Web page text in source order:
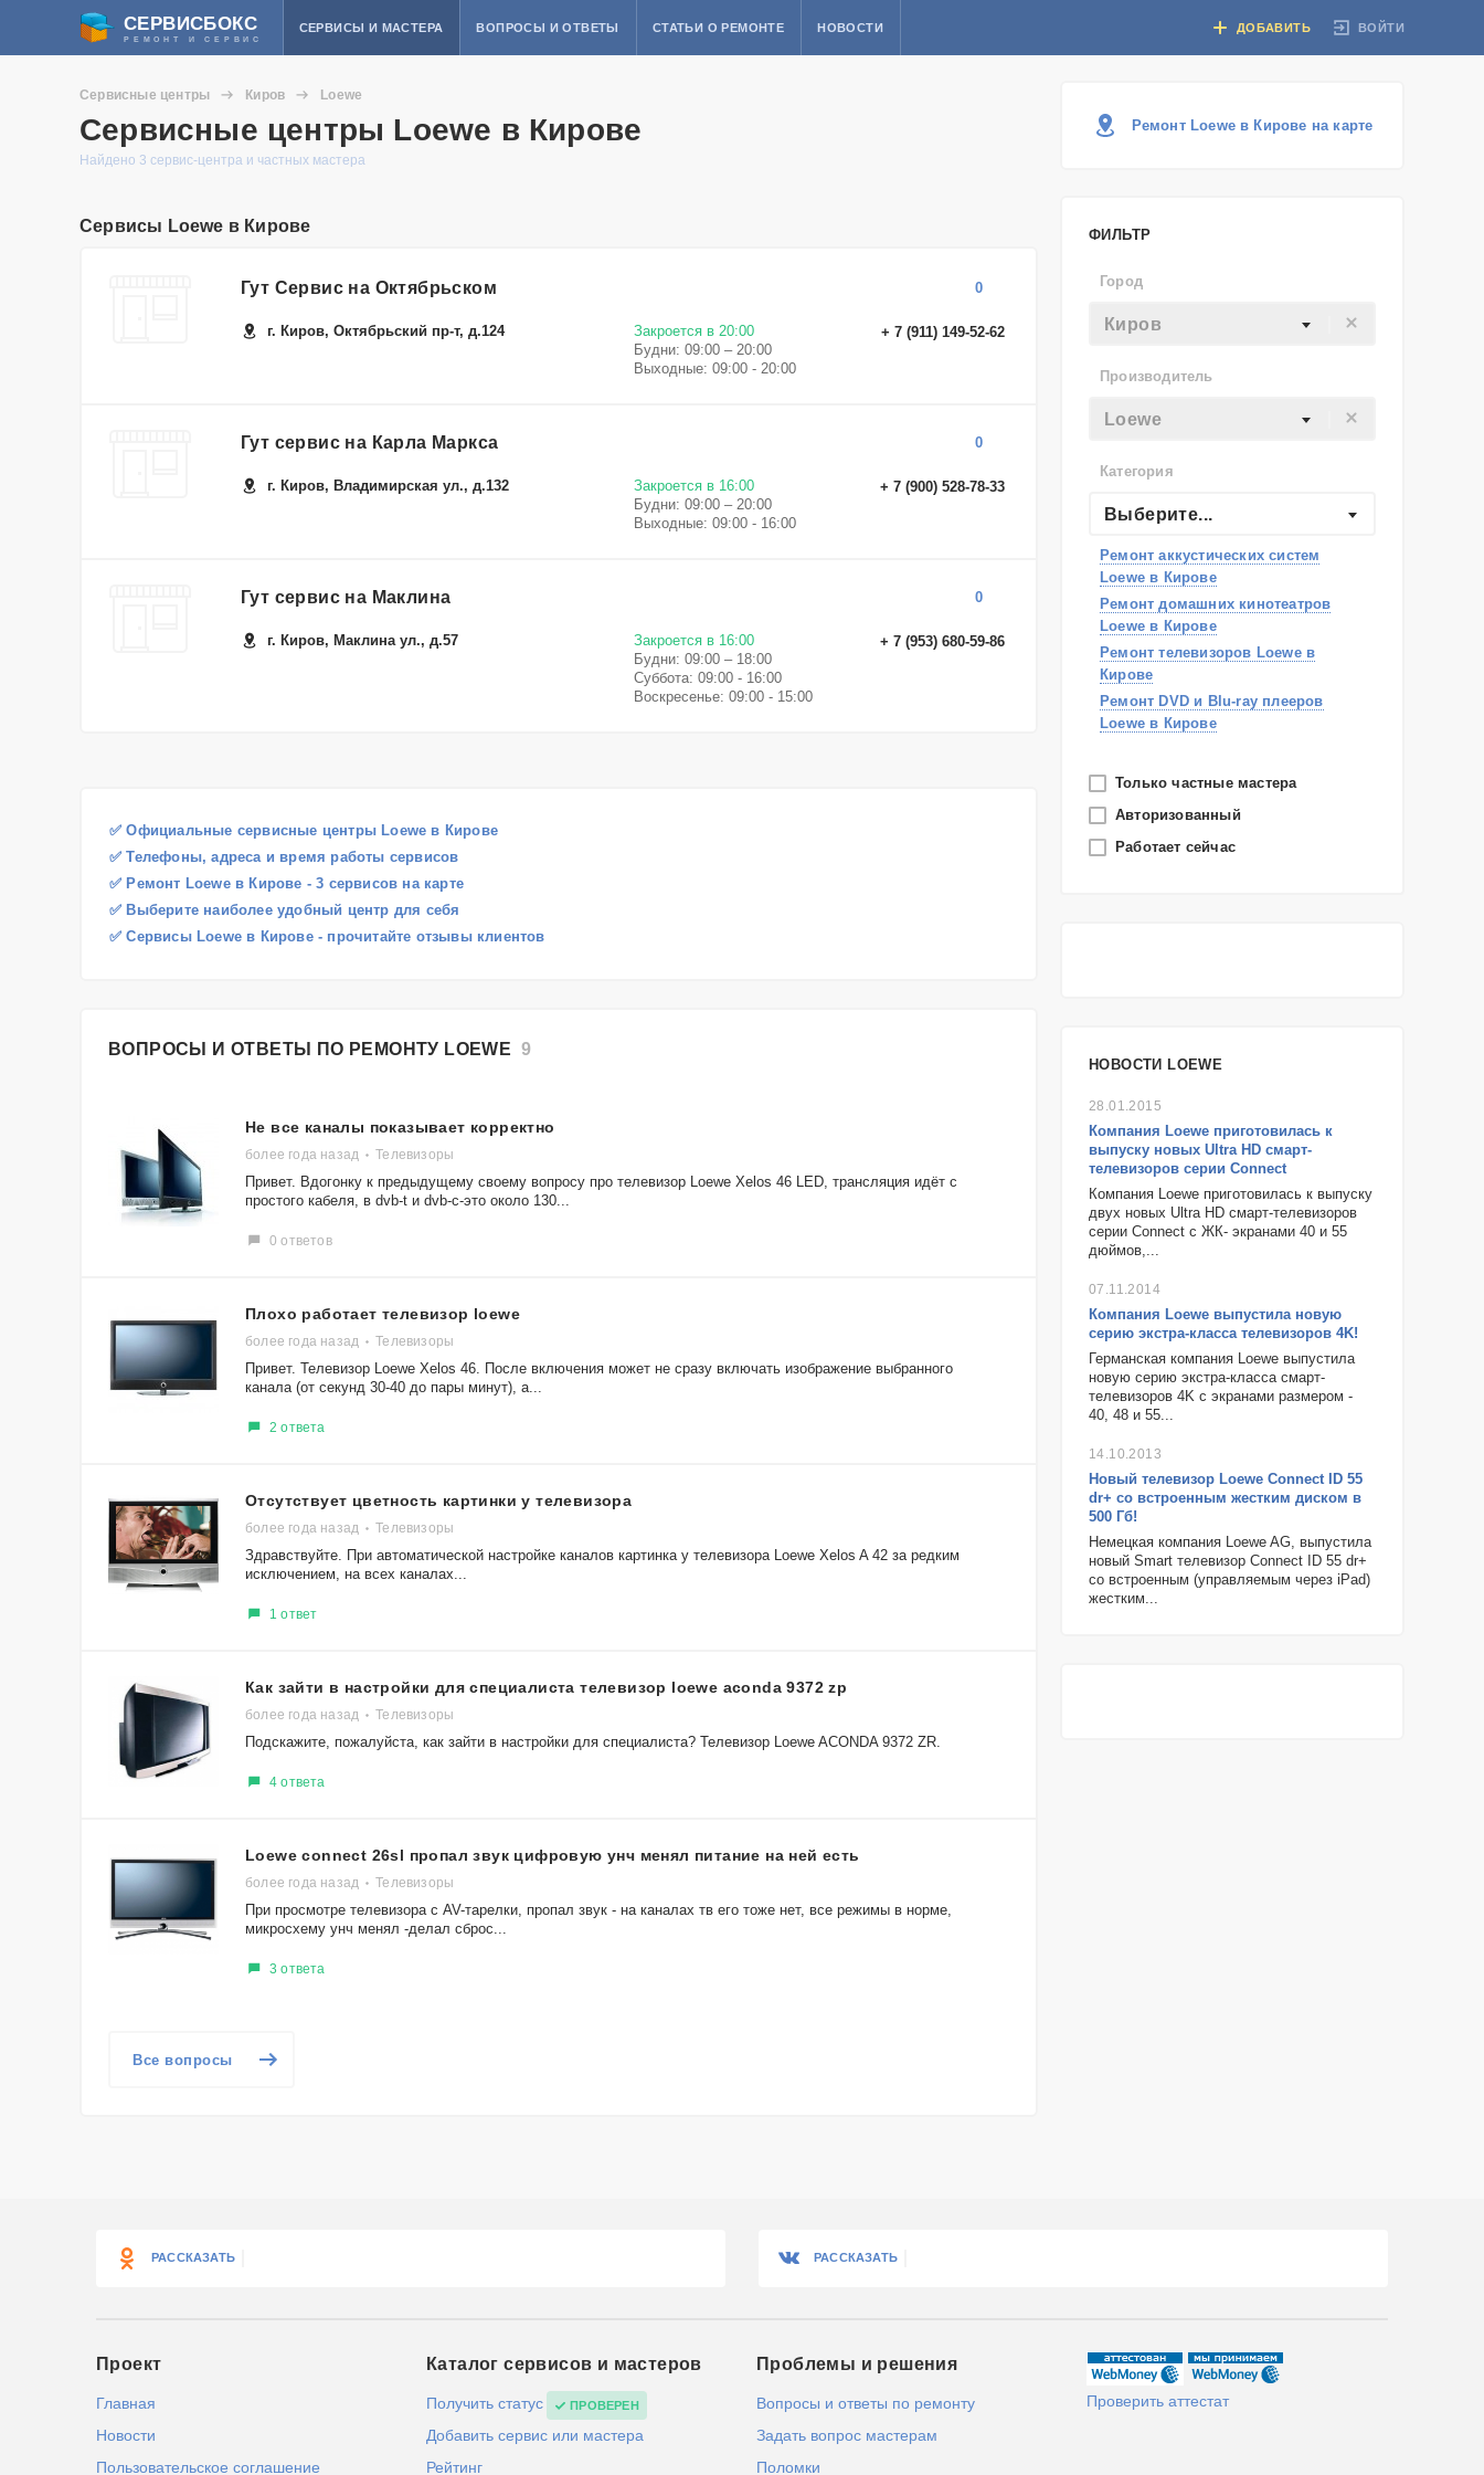
СЕРВИСБОКС
РЕМОНТ И СЕРВИС
ВОЙТИ
СЕРВИСЫ И МАСТЕРА ВОПРОСЫ И ОТВЕТЫ СТАТЬИ О РЕМОНТЕ НОВОСТИ ДОБАВИТЬ
Сервисные центры Киров Loewe
Сервисные центры Loewe в Кирове
Найдено 3 сервис-центра и частных мастера
Сервисы Loewe в Кирове
Ремонт Loewe в Кирове на карте
ФИЛЬТР
Город
Киров
Производитель
Loewe
Категория
Выберите...
Ремонт аккустических систем
Loewe в Кирове
Ремонт домашних кинотеатров
Loewe в Кирове
Ремонт телевизоров Loewe в
Кирове
Ремонт DVD и Blu-ray плееров
Loewe в Кирове
Только частные мастера
Авторизованный
Работает сейчас
НОВОСТИ LOEWE
28.01.2015
Компания Loewe приготовилась к
выпуску новых Ultra HD смарт-
телевизоров серии Connect
Компания Loewe приготовилась к выпуску
двух новых Ultra HD смарт-телевизоров
серии Connect с ЖК- экранами 40 и 55
дюймов,...
07.11.2014
Компания Loewe выпустила новую
серию экстра-класса телевизоров 4K!
Германская компания Loewe выпустила
новую серию экстра-класса смарт-
телевизоров 4K с экранами размером -
40, 48 и 55...
14.10.2013
Новый телевизор Loewe Connect ID 55
dr+ со встроенным жестким диском в
500 Гб!
Немецкая компания Loewe AG, выпустила
новый Smart телевизор Connect ID 55 dr+
со встроенным (управляемым через iPad)
жестким...
Гут Сервис на Октябрьском 0
г. Киров, Октябрьский пр-т, д.124 + 7 (911) 149-52-62
Закроется в 20:00
Будни: 09:00 – 20:00
Выходные: 09:00 - 20:00
Гут сервис на Карла Маркса 0
г. Киров, Владимирская ул., д.132 + 7 (900) 528-78-33
Закроется в 16:00
Будни: 09:00 – 20:00
Выходные: 09:00 - 16:00
Гут сервис на Маклина 0
г. Киров, Маклина ул., д.57 + 7 (953) 680-59-86
Закроется в 16:00
Будни: 09:00 – 18:00
Суббота: 09:00 - 16:00
Воскресенье: 09:00 - 15:00
✅ Официальные сервисные центры Loewe в Кирове
✅ Телефоны, адреса и время работы сервисов
✅ Ремонт Loewe в Кирове - 3 сервисов на карте
✅ Выберите наиболее удобный центр для себя
✅ Сервисы Loewe в Кирове - прочитайте отзывы клиентов
ВОПРОСЫ И ОТВЕТЫ ПО РЕМОНТУ LOEWE 9
Не все каналы показывает корректно
более года назад Телевизоры
Привет. Вдогонку к предыдущему своему вопросу про телевизор Loewe Xelos 46 LED, трансляция идёт с
простого кабеля, в dvb-t и dvb-c-это около 130...
0 ответов
Плохо работает телевизор loewe
более года назад Телевизоры
Привет. Телевизор Loewe Xelos 46. После включения может не сразу включать изображение выбранного
канала (от секунд 30-40 до пары минут), а...
2 ответа
Отсутствует цветность картинки у телевизора
более года назад Телевизоры
Здравствуйте. При автоматической настройке каналов картинка у телевизора Loewe Xelos A 42 за редким
исключением, на всех каналах...
1 ответ
Как зайти в настройки для специалиста телевизор loewe aconda 9372 zp
более года назад Телевизоры
Подскажите, пожалуйста, как зайти в настройки для специалиста? Телевизор Loewe ACONDA 9372 ZR.
4 ответа
Loewe connect 26sl пропал звук цифровую унч менял питание на ней есть
более года назад Телевизоры
При просмотре телевизора с AV-тарелки, пропал звук - на каналах тв его тоже нет, все режимы в норме,
микросхему унч менял -делал сброс...
3 ответа
Все вопросы
РАССКАЗАТЬ РАССКАЗАТЬ
Проект
Главная
Новости
Пользовательское соглашение
Каталог сервисов и мастеров
Получить статус ПРОВЕРЕН
Добавить сервис или мастера
Рейтинг
Проблемы и решения
Вопросы и ответы по ремонту
Задать вопрос мастерам
Поломки
Проверить аттестат